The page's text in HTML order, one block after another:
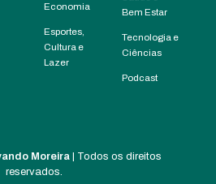
Economia
Esportes,
Cultura e
Lazer
Bem Estar
Tecnologia e
Ciências
Podcast
Moreira | Todos os direitos
reservados.